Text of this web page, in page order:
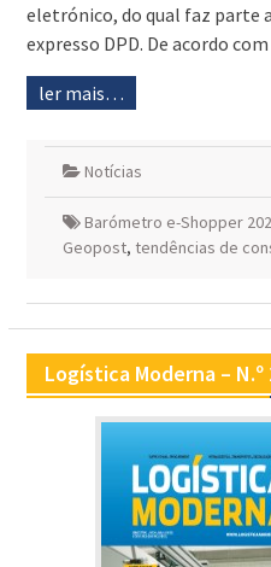
eletrónico, do qual faz parte
expresso DPD. De acordo
ler mais…
Notícias
Barómetro e-Shopper
Geopost, tendências de
Logística Moderna – N.º